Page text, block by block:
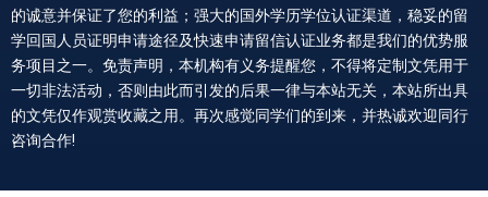
的诚意并保证了您的利益；强大的国外学历学位认证渠道，稳妥的留
学回国人员证明申请途径及快速申请留信认证业务都是我们的优势服
务项目之一。免责声明，本机构有义务提醒您，不得将定制文凭用于
一切非法活动，否则由此而引发的后果一律与本站无关，本站所出具
的文凭仅作观赏收藏之用。再次感觉同学们的到来，并热诚欢迎同行
咨询合作!